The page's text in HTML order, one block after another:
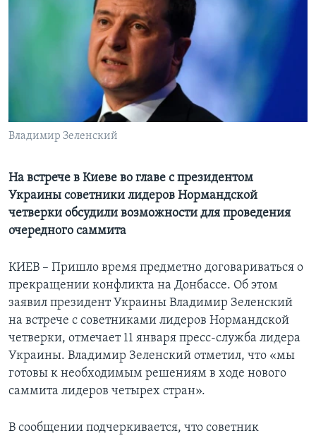
Learning English
СОЦИАЛЬНЫЕ СЕТИ
Владимир Зеленский
На встрече в Киеве во главе с президентом
Украины советники лидеров Нормандской
четверки обсудили возможности для проведения
очередного саммита
КИЕВ – Пришло время предметно договариваться о
прекращении конфликта на Донбассе. Об этом
заявил президент Украины Владимир Зеленский
на встрече с советниками лидеров Нормандской
четверки, отмечает 11 января пресс-служба лидера
Украины. Владимир Зеленский отметил, что «мы
готовы к необходимым решениям в ходе нового
саммита лидеров четырех стран».
В сообщении подчеркивается, что советник